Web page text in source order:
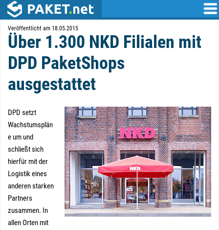
Veröffentlicht am 18.05.2015
Über 1.300 NKD Filialen mit
DPD PaketShops
ausgestattet
DPD setzt
Wachstumsplän
e um und
schließt sich
hierfür mit der
Logistik eines
anderen starken
Partners
zusammen. In
allen Orten mit